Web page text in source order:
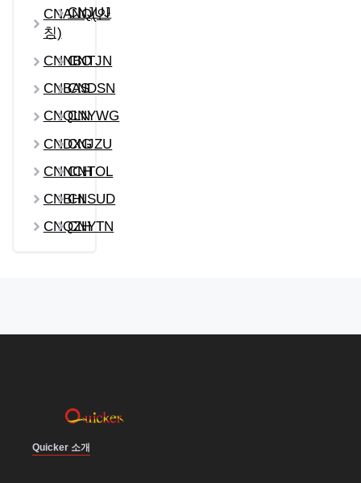
CNANQ(안
칭)
CNJUJ
CNNBO
CNTJN
CNBASCNDSN
CNQLNCNYWG
CNDXG
CNJZU
CNNCHCNTOL
CNBHICNSUD
CNQZHCNYTN
Quicker 소개